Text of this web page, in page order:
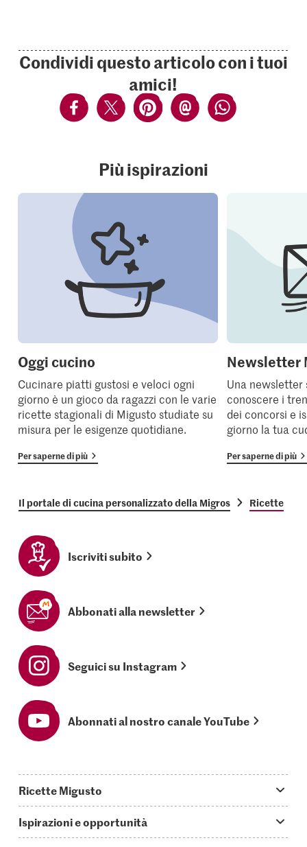
Condividi questo articolo con i tuoi
amici!
Più ispirazioni
Oggi cucino
Cucinare piatti gustosi e veloci ogni
giorno è un gioco da ragazzi con le varie
ricette stagionali di Migusto studiate su
misura per le esigenze quotidiane.
Per saperne di più
Newsletter
Una
conoscere i
dei concorsi e
giorno la tua
Per saperne di più
Il portale di cucina personalizzato della Migros Ricette
Iscriviti subito
Abbonati alla newsletter
Seguici su Instagram
Abonnati al nostro canale YouTube
Ricette Migusto
Oggi cucino
Ispirazioni e opportunità